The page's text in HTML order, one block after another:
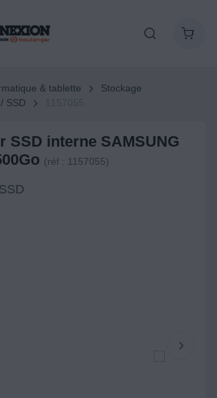
& tablette
Stockage
SSD
SSD interne SAMSUNG
(réf : 1157055)